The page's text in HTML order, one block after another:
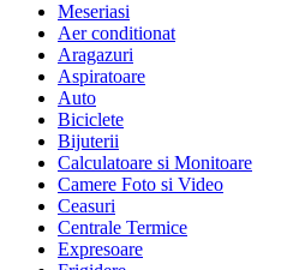
Meseriasi
Aer conditionat
Aragazuri
Aspiratoare
Auto
Biciclete
Bijuterii
Calculatoare si Monitoare
Camere Foto si Video
Ceasuri
Centrale Termice
Expresoare